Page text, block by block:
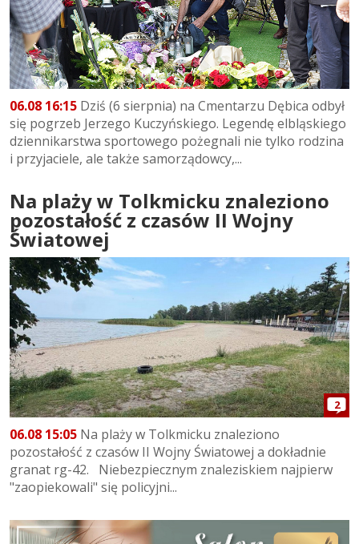
06.08 16:15 Dziś (6 sierpnia) na Cmentarzu Dębica odbył
się pogrzeb Jerzego Kuczyńskiego. Legendę elbląskiego
dziennikarstwa sportowego pożegnali nie tylko rodzina
i przyjaciele, ale także samorządowcy,...
Na plaży w Tolkmicku znaleziono
pozostałość z czasów II Wojny
Światowej
2
06.08 15:05 Na plaży w Tolkmicku znaleziono
pozostałość z czasów II Wojny Światowej a dokładnie
granat rg-42. Niebezpiecznym znaleziskiem najpierw
"zaopiekowali" się policyjni...